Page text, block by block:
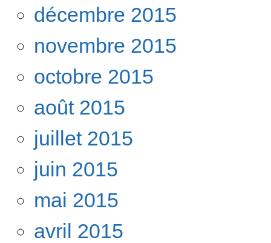
décembre 2015
novembre 2015
octobre 2015
août 2015
juillet 2015
juin 2015
mai 2015
avril 2015